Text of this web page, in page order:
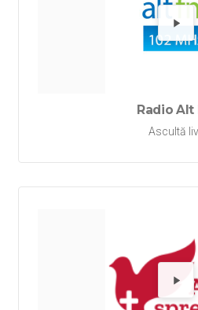
Radio Alt
Ascultă